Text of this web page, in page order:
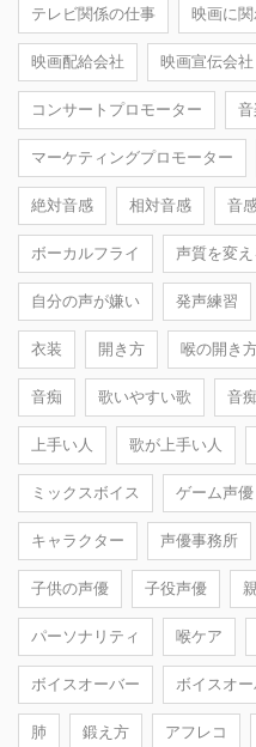
テレビ関係の仕事 映画に
映画配給会社 映画宣伝会社
コンサートプロモーター
マーケティングプロモーター
絶対音感 相対音感 音
ボーカルフライ 声質を変え
自分の声が嫌い 発声練習
衣装 開き方 喉の開き
音痴 歌いやすい歌 音
上手い人 歌が上手い人
ミックスボイス ゲーム声優
キャラクター 声優事務所
子供の声優 子役声優 親
パーソナリティ 喉ケア
ボイスオーバー ボイスオ
肺 鍛え方 アフレコ